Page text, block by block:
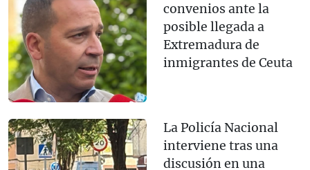
convenios ante la
posible llegada a
Extremadura de
inmigrantes de Ceuta
La Policía Nacional
interviene tras una
discusión en una